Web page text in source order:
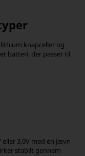
knapceller og
batteri, der passer til
eller 3,0V med en jævn
stabilt gennem